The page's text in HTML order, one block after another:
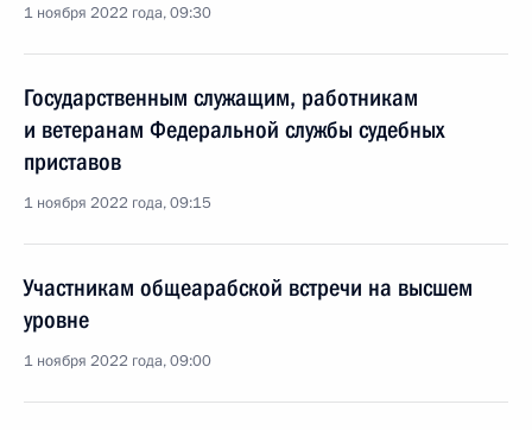
1 ноября 2022 года, 09:30
Государственным служащим, работникам
и ветеранам Федеральной службы судебных
приставов
1 ноября 2022 года, 09:15
Участникам общеарабской встречи на высшем
уровне
1 ноября 2022 года, 09:00